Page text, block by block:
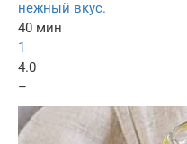
нежный вкус.
40 мин
1
4.0
–